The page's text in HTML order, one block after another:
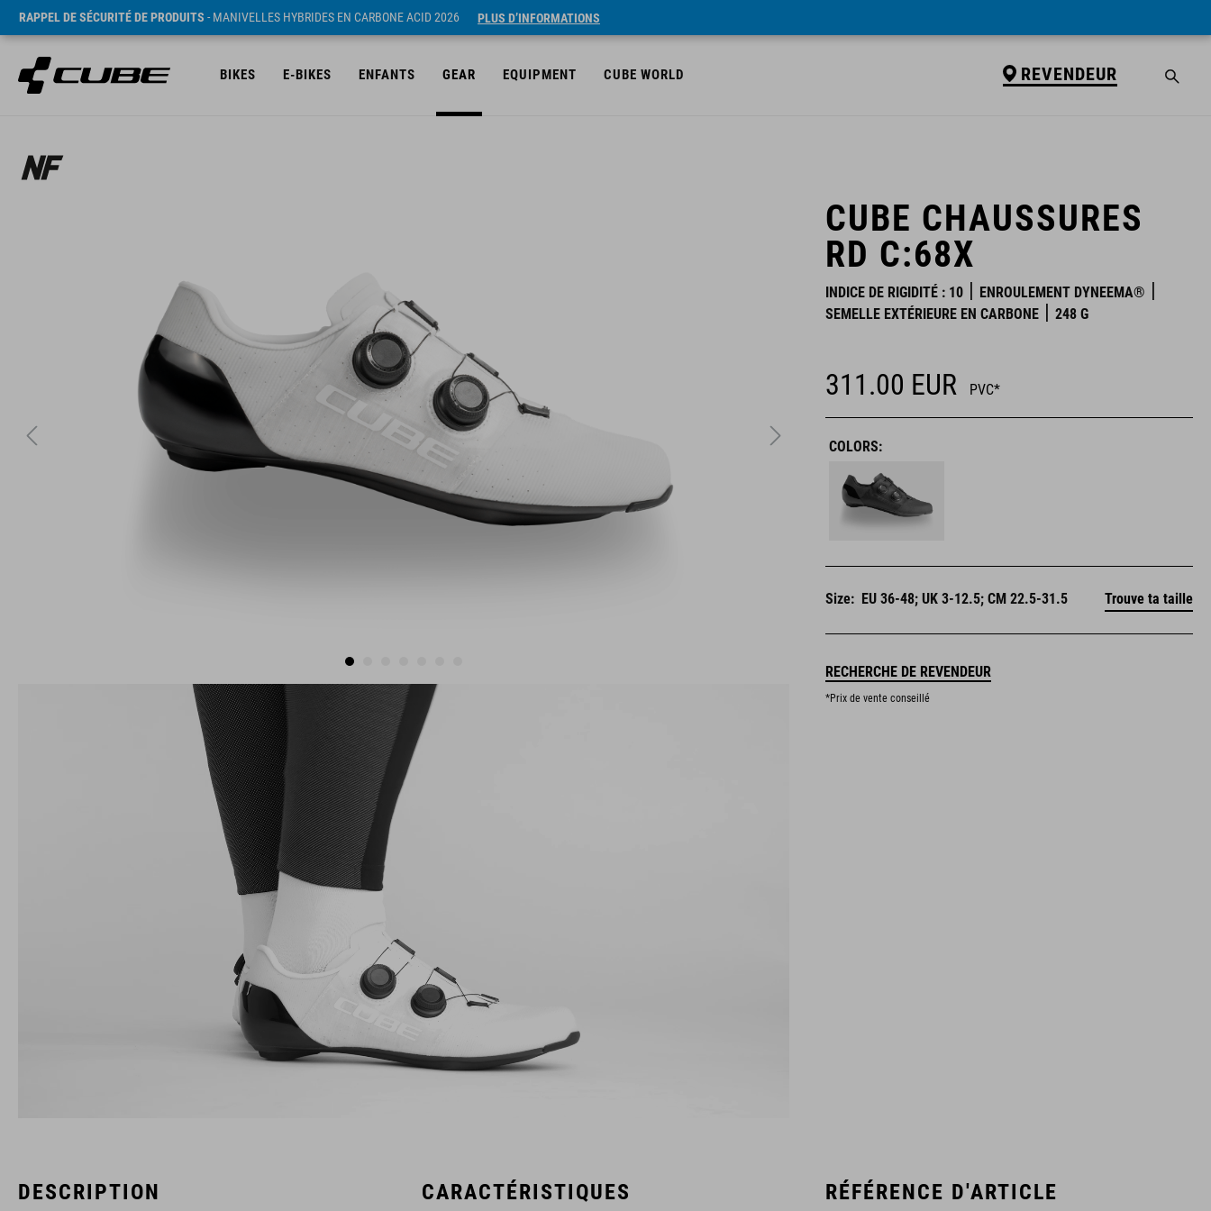
RAPPEL DE SÉCURITÉ DE PRODUITS - MANIVELLES HYBRIDES EN CARBONE ACID 2026 PLUS D’INFORMATIONS
BIKES E-BIKES ENFANTS GEAR EQUIPMENT CUBE WORLD REVENDEUR
CUBE CHAUSSURES
RD C:68X
INDICE DE RIGIDITÉ : 10
ENROULEMENT DYNEEMA®
SEMELLE EXTÉRIEURE EN CARBONE
248 G
311.00 EUR PVC*
COLORS:
Size: EU 36-48; UK 3-12.5; CM 22.5-31.5 Trouve ta taille
RECHERCHE DE REVENDEUR
*Prix de vente conseillé
DESCRIPTION CARACTÉRISTIQUES RÉFÉRENCE D'ARTICLE